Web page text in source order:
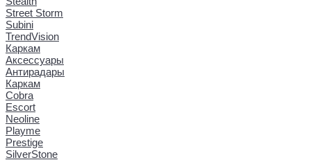
Street Storm
Subini
TrendVision
Каркам
Аксессуары
Антирадары
Каркам
Cobra
Escort
Neoline
Playme
Prestige
SilverStone